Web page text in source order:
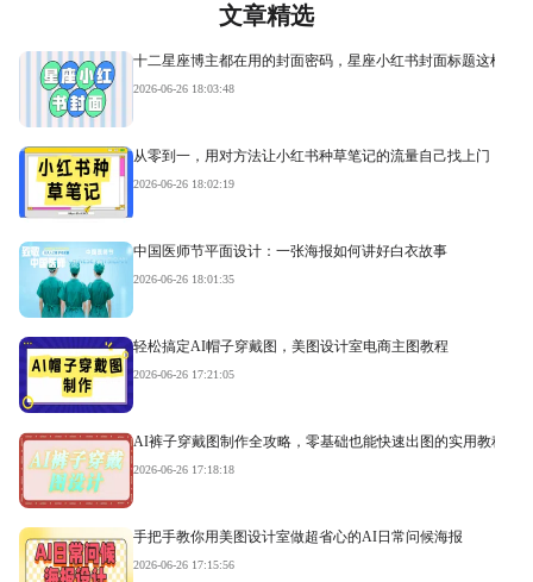
文章精选
十二星座博主都在用的封面密码，星座小红书封面标题这样写
2026-06-26 18:03:48
从零到一，用对方法让小红书种草笔记的流量自己找上门
2026-06-26 18:02:19
中国医师节平面设计：一张海报如何讲好白衣故事
2026-06-26 18:01:35
轻松搞定AI帽子穿戴图，美图设计室电商主图教程
2026-06-26 17:21:05
AI裤子穿戴图制作全攻略，零基础也能快速出图的实用教程
2026-06-26 17:18:18
手把手教你用美图设计室做超省心的AI日常问候海报
2026-06-26 17:15:56